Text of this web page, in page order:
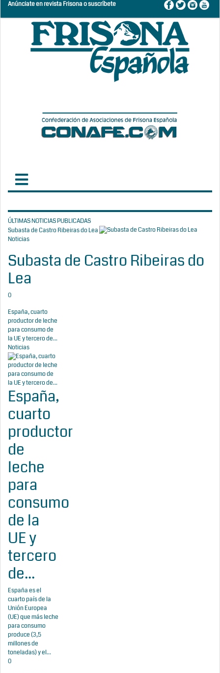
Anúnciate en revista Frisona o suscríbete
ÚLTIMAS NOTICIAS PUBLICADAS
Subasta de Castro Ribeiras do Lea
Noticias
Subasta de Castro Ribeiras do
Lea
0
España, cuarto
productor de leche
para consumo de
la UE y tercero de...
Noticias
España,
cuarto
productor
de
leche
para
consumo
de la
UE y
tercero
de...
España es el
cuarto país de la
Unión Europea
(UE) que más leche
para consumo
produce (3,5
millones de
toneladas) y el...
0